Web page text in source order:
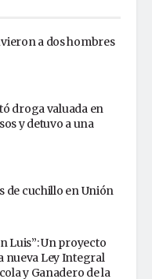
a dos hombres
droga valuada en
y detuvo a una
de cuchillo en Unión
Luis”: Un proyecto
nueva Ley Integral
y Ganadero de la